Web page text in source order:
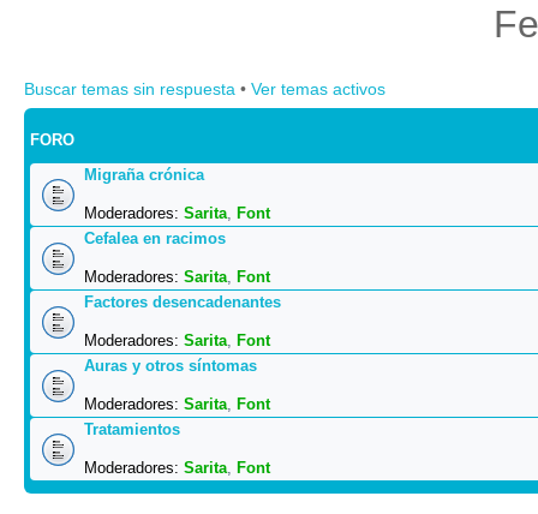
Buscar temas sin respuesta • Ver temas activos
FORO
Migraña crónica
Moderadores: Sarita, Font
Cefalea en racimos
Moderadores: Sarita, Font
Factores desencadenantes
Moderadores: Sarita, Font
Auras y otros síntomas
Moderadores: Sarita, Font
Tratamientos
Moderadores: Sarita, Font